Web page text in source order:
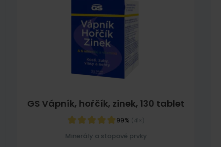
GS Vápník, hořčík, zinek, 130 tablet
99% (41×)
Minerály a stopové prvky